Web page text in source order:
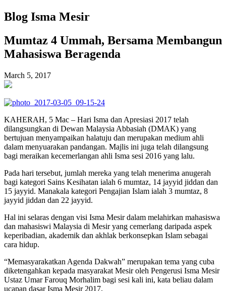
Blog Isma Mesir
Mumtaz 4 Ummah, Bersama Membangun
Mahasiswa Beragenda
March 5, 2017
KAHERAH, 5 Mac – Hari Isma dan Apresiasi 2017 telah
dilangsungkan di Dewan Malaysia Abbasiah (DMAK) yang
bertujuan menyampaikan halatuju dan merupakan medium ahli
dalam menyuarakan pandangan. Majlis ini juga telah dilangsung
bagi meraikan kecemerlangan ahli Isma sesi 2016 yang lalu.
Pada hari tersebut, jumlah mereka yang telah menerima anugerah
bagi kategori Sains Kesihatan ialah 6 mumtaz, 14 jayyid jiddan dan
15 jayyid. Manakala kategori Pengajian Islam ialah 3 mumtaz, 8
jayyid jiddan dan 22 jayyid.
Hal ini selaras dengan visi Isma Mesir dalam melahirkan mahasiswa
dan mahasiswi Malaysia di Mesir yang cemerlang daripada aspek
keperibadian, akademik dan akhlak berkonsepkan Islam sebagai
cara hidup.
“Memasyarakatkan Agenda Dakwah” merupakan tema yang cuba
diketengahkan kepada masyarakat Mesir oleh Pengerusi Isma Mesir
Ustaz Umar Farouq Morhalim bagi sesi kali ini, kata beliau dalam
ucapan dasar Isma Mesir 2017.